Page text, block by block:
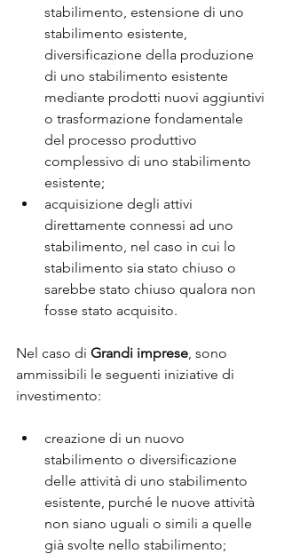
stabilimento, estensione di uno
stabilimento esistente,
diversificazione della produzione
di uno stabilimento esistente
mediante prodotti nuovi aggiuntivi
o trasformazione fondamentale
del processo produttivo
complessivo di uno stabilimento
esistente;
acquisizione degli attivi
direttamente connessi ad uno
stabilimento, nel caso in cui lo
stabilimento sia stato chiuso o
sarebbe stato chiuso qualora non
fosse stato acquisito.
Nel caso di Grandi imprese , sono
ammissibili le seguenti iniziative di
investimento:
creazione di un nuovo
stabilimento o diversificazione
delle attività di uno stabilimento
esistente, purché le nuove attività
non siano uguali o simili a quelle
già svolte nello stabilimento;